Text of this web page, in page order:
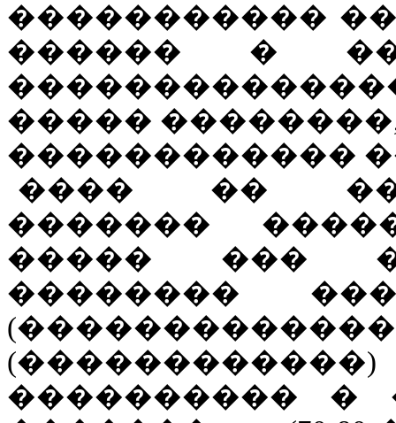
�����������
������ �
�����
������������
���� ��
�������
����� ���
��������
���������� �